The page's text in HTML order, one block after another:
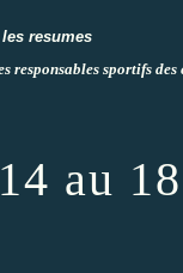
responsables sportifs des
au